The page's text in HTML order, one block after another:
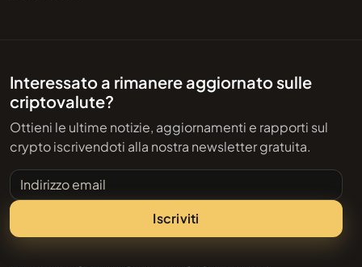
Interessato a rimanere aggiornato sulle
criptovalute?
Ottieni le ultime notizie, aggiornamenti e rapporti sul
crypto iscrivendoti alla nostra newsletter gratuita.
Indirizzo email
Iscriviti